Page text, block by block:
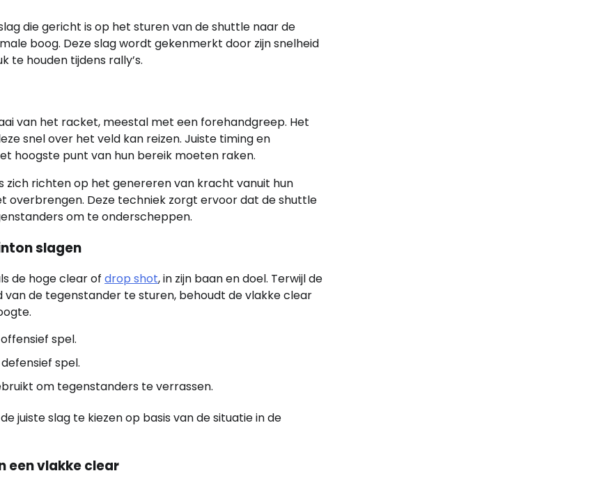
die gericht is op het sturen van de shuttle naar de
boog. Deze slag wordt gekenmerkt door zijn snelheid
te houden tijdens rally’s.
van het racket, meestal met een forehandgreep. Het
snel over het veld kan reizen. Juiste timing en
hoogste punt van hun bereik moeten raken.
richten op het genereren van kracht vanuit hun
overbrengen. Deze techniek zorgt ervoor dat de shuttle
om te onderscheppen.
slagen
de hoge clear of drop shot, in zijn baan en doel. Terwijl de
de tegenstander te sturen, behoudt de vlakke clear
spel.
spel.
om tegenstanders te verrassen.
juiste slag te kiezen op basis van de situatie in de
een vlakke clear